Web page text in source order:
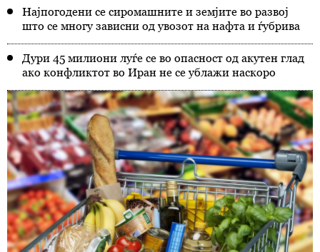
Најпогодени се сиромашните и земјите во развој
што се многу зависни од увозот на нафта и ѓубрива
Дури 45 милиони луѓе се во опасност од акутен глад
ако конфликтот во Иран не се ублажи наскоро